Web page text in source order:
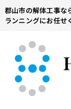
Skip
to
郡山市の解体工事な
ランニングにお任せ